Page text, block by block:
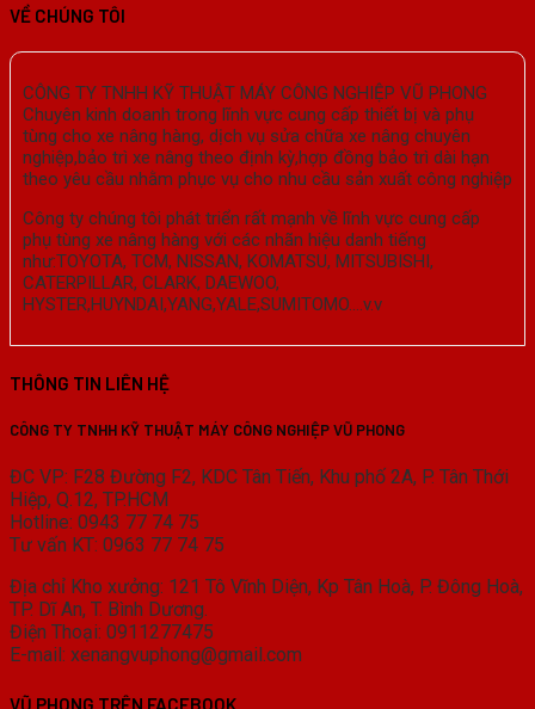
VỀ CHÚNG TÔI
CÔNG TY TNHH KỸ THUẬT MÁY CÔNG NGHIỆP VŨ PHONG
Chuyên kinh doanh trong lĩnh vực cung cấp thiết bị và phụ
tùng cho xe nâng hàng, dịch vụ sửa chữa xe nâng chuyên
nghiệp,bảo trì xe nâng theo định kỳ,hợp đồng bảo trì dài hạn
theo yêu cầu nhằm phục vụ cho nhu cầu sản xuất công nghiệp
Công ty chúng tôi phát triển rất mạnh về lĩnh vực cung cấp
phụ tùng xe nâng hàng với các nhãn hiệu danh tiếng
như:TOYOTA, TCM, NISSAN, KOMATSU, MITSUBISHI,
CATERPILLAR, CLARK, DAEWOO,
HYSTER,HUYNDAI,YANG,YALE,SUMITOMO….v.v
THÔNG TIN LIÊN HỆ
CÔNG TY TNHH KỸ THUẬT MÁY CÔNG NGHIỆP VŨ PHONG
ĐC VP: F28 Đường F2, KDC Tân Tiến, Khu phố 2A, P. Tân Thới
Hiệp, Q.12, TP.HCM
Hotline: 0943 77 74 75
Tư vấn KT: 0963 77 74 75
Địa chỉ Kho xưởng: 121 Tô Vĩnh Diện, Kp Tân Hoà, P. Đông Hoà,
TP. Dĩ An, T. Bình Dương.
Điện Thoại: 0911277475
E-mail: xenangvuphong@gmail.com
VŨ PHONG TRÊN FACEBOOK